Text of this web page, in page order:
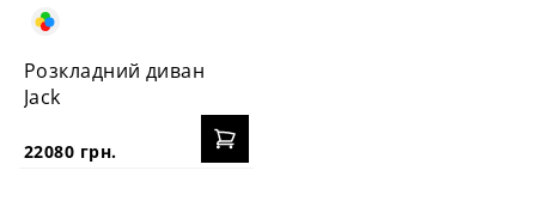
Розкладний диван
Jack
22080 грн.